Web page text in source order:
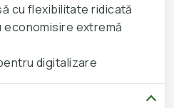
cu flexibilitate ridicată
economisire extremă
digitalizare